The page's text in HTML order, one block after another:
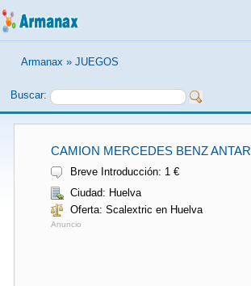
Armanax » JUEGOS
Buscar:
CAMION MERCEDES BENZ ANTAR
Breve Introducción: 1 €
Ciudad: Huelva
Oferta: Scalextric en Huelva
Anuncio